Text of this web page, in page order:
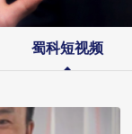
蜀科短视频